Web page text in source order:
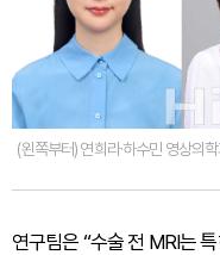
(왼쪽부터) 연희라·하수민 영상의
연구팀은 “수술 전 MRI는